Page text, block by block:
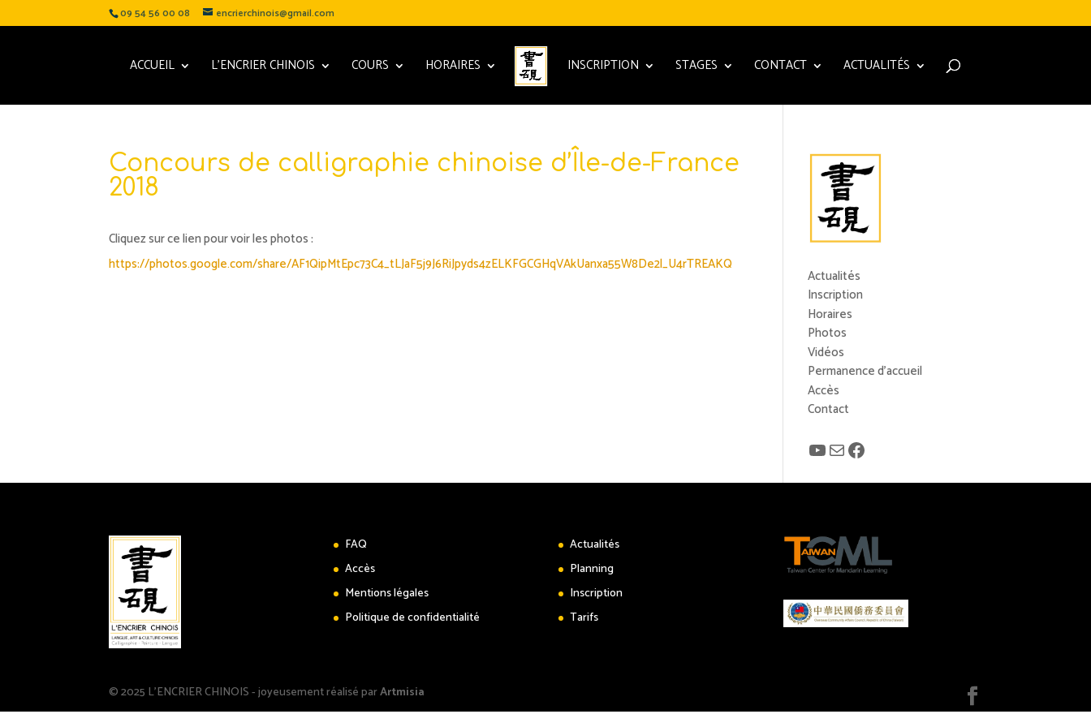
09 54 56 00 08 encrierchinois@gmail.com
ACCUEIL L’ENCRIER CHINOIS COURS HORAIRES INSCRIPTION STAGES CONTACT ACTUALITÉS
Concours de calligraphie chinoise d’Île-de-France
2018
Cliquez sur ce lien pour voir les photos :
https://photos.google.com/share/AF1QipMtEpc73C4_tLJaF5j9J6RiJpyds4zELKFGCGHqVAkUanxa55W8De2l_U4rTREAKQ
Actualités
Inscription
Horaires
Photos
Vidéos
Permanence d’accueil
Accès
Contact
YouTube
E-mailFacebook
FAQ
Accès
Mentions légales
Politique de confidentialité
Actualités
Planning
Inscription
Tarifs
© 2025 L'ENCRIER CHINOIS - joyeusement réalisé parArtmisia